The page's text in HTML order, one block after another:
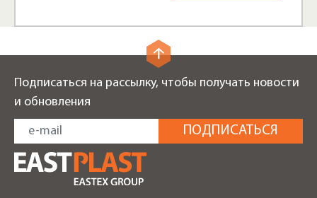
Подписаться на рассылку, чтобы получать новости
и обновления